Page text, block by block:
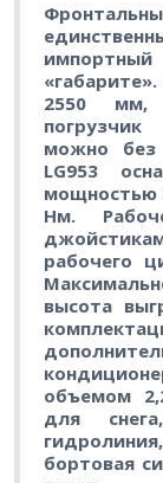
2550 мм,
можно без
LG953
мощностью
Нм.
рабочего
высота
объемом
для
бортовая